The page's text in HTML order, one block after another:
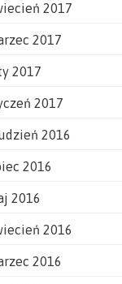
2017
2017
2017
2017
2016
2016
2016
2016
2016